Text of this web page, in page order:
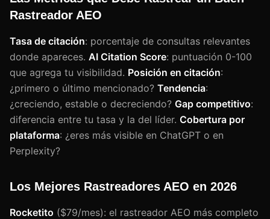
Rastreador AEO
Tasa de citación: porcentaje de consultas relevantes
donde apareces. AI Citation Score: puntuación 0-100
que agrega tu visibilidad. Posición en citación:
¿primero o último mencionado? Tendencia:
¿creciendo, estable o decreciendo? Gap competitivo:
diferencia entre tu tasa y la del líder. Cobertura por
plataforma: ¿eres más visible en ChatGPT o en
Perplexity?
Los Mejores Rastreadores AEO en 2026
Rocketito ($79/mes): el rastreador AEO más completo